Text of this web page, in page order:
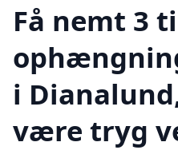
Få nemt 3
i
være tryg